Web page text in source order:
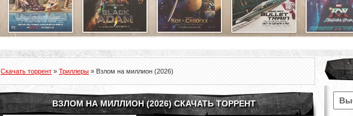
Скачать торрент » Триллеры » Взлом на миллион (2026)
ВЗЛОМ НА МИЛЛИОН (2026) СКАЧАТЬ ТОРРЕНТ